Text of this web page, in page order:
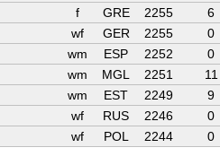
f GRE 2255
6
wf GER 2255
0
wm ESP 2252
0
wm MGL 2251
11
wm EST 2249
9
wf RUS 2246
0
wf POL 2244 0